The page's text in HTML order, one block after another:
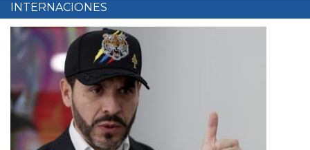
INTERNACIONES